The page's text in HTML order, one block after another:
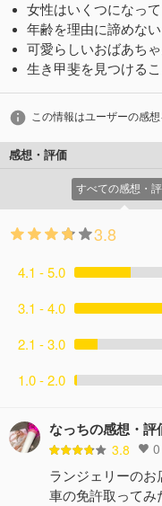
女性はいくつになっ
年齢を理由に諦めない
可愛らしいおばあち
生き甲斐を見つける
この情報はユーザーの感
感想・評価
すべての感想・
3.8
4.1 - 5.0
3.1 - 4.0
2.1 - 3.0
1.0 - 2.0
なっちの感想・評
3.8 0
ランジェリーのお
車の免許取ってみ